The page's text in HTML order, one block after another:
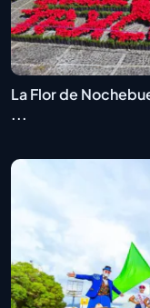
La Flor de
...